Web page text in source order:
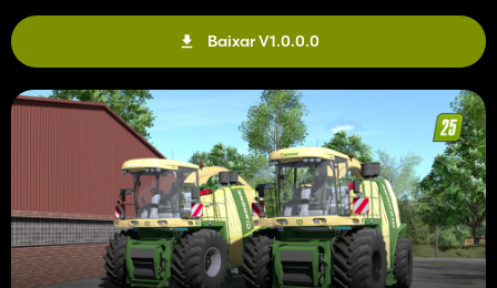
Baixar V1.0.0.0